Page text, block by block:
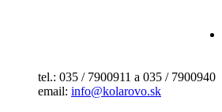
tel.: 035 / 7900911 a 035 / 7900940
email: info@kolarovo.sk